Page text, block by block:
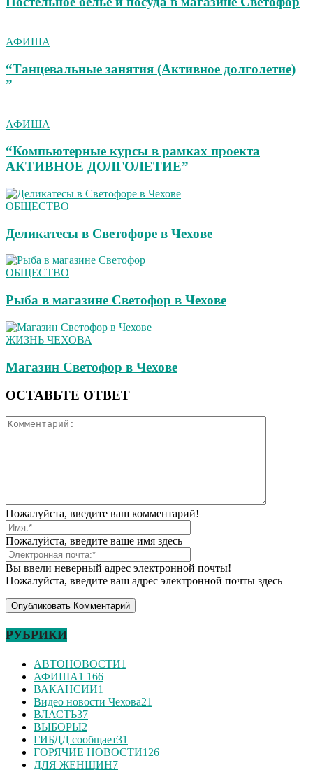
АФИША
“Танцевальные занятия (Активное долголетие)
”
АФИША
“Компьютерные курсы в рамках проекта
АКТИВНОЕ ДОЛГОЛЕТИЕ”
ОБЩЕСТВО
Деликатесы в Светофоре в Чехове
ОБЩЕСТВО
Рыба в магазине Светофор в Чехове
ЖИЗНЬ ЧЕХОВА
Магазин Светофор в Чехове
ОСТАВЬТЕ ОТВЕТ
Пожалуйста, введите ваш комментарий!
Пожалуйста, введите ваше имя здесь
Вы ввели неверный адрес электронной почты!
Пожалуйста, введите ваш адрес электронной почты здесь
РУБРИКИ
АВТОНОВОСТИ1
АФИША1 166
ВАКАНСИИ1
Видео новости Чехова21
ВЛАСТЬ37
ВЫБОРЫ2
ГИБДД сообщает31
ГОРЯЧИЕ НОВОСТИ126
ДЛЯ ЖЕНЩИН7